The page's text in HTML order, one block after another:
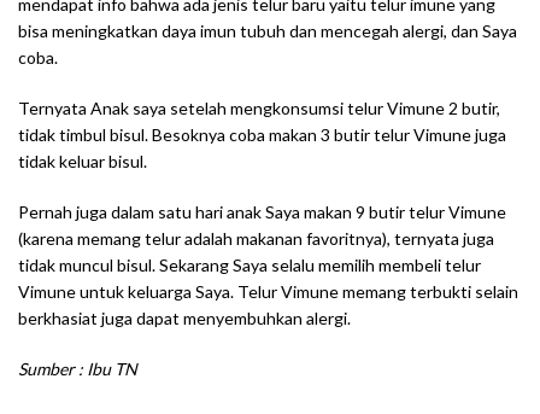
mendapat info bahwa ada jenis telur baru yaitu telur imune yang
bisa meningkatkan daya imun tubuh dan mencegah alergi, dan Saya
coba.
Ternyata Anak saya setelah mengkonsumsi telur Vimune 2 butir,
tidak timbul bisul. Besoknya coba makan 3 butir telur Vimune juga
tidak keluar bisul.
Pernah juga dalam satu hari anak Saya makan 9 butir telur Vimune
(karena memang telur adalah makanan favoritnya), ternyata juga
tidak muncul bisul. Sekarang Saya selalu memilih membeli telur
Vimune untuk keluarga Saya. Telur Vimune memang terbukti selain
berkhasiat juga dapat menyembuhkan alergi.
Sumber : Ibu TN